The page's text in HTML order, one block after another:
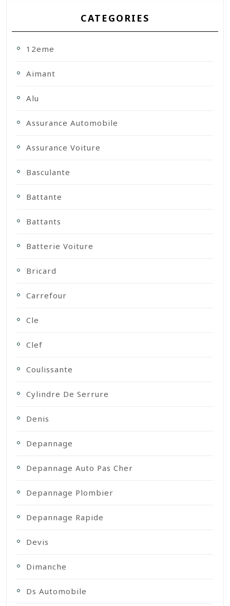
CATEGORIES
12eme
Aimant
Alu
Assurance Automobile
Assurance Voiture
Basculante
Battante
Battants
Batterie Voiture
Bricard
Carrefour
Cle
Clef
Coulissante
Cylindre De Serrure
Denis
Depannage
Depannage Auto Pas Cher
Depannage Plombier
Depannage Rapide
Devis
Dimanche
Ds Automobile